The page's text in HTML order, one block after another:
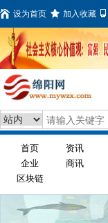
设为首页 加入收藏
首页 资讯
企业
商讯
区块链